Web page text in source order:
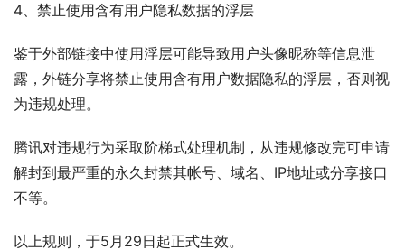
4、禁止使用含有用户隐私数据的浮层
鉴于外部链接中使用浮层可能导致用户头像昵称等信息泄
露，外链分享将禁止使用含有用户数据隐私的浮层，否则视
为违规处理。
腾讯对违规行为采取阶梯式处理机制，从违规修改完可申请
解封到最严重的永久封禁其帐号、域名、IP地址或分享接口
不等。
以上规则，于5月29日起正式生效。